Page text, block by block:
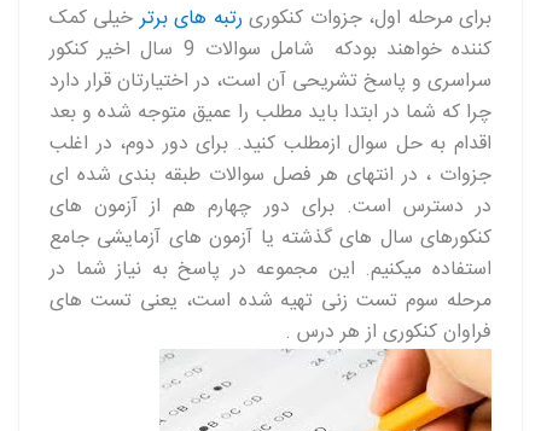
برای مرحله اول، جزوات کنکوری رتبه های برترخیلی کمک
کننده خواهند بودکه شامل سوالات 9 سال اخیر کنکور
سراسری و پاسخ تشریحی آن است، در اختیارتان قرار دارد
چرا که شما در ابتدا باید مطلب را عمیق متوجه شده و بعد
اقدام به حل سوال ازمطلب کنید. برای دور دوم، در اغلب
جزوات ، در انتهای هر فصل سوالات طبقه بندی شده ای
در دسترس است. برای دور چهارم هم از آزمون های
کنکورهای سال های گذشته یا آزمون های آزمایشی جامع
استفاده میکنیم. این مجموعه در پاسخ به نیاز شما در
مرحله سوم تست زنی تهیه شده است، یعنی تست های
فراوان کنکوری از هر درس .